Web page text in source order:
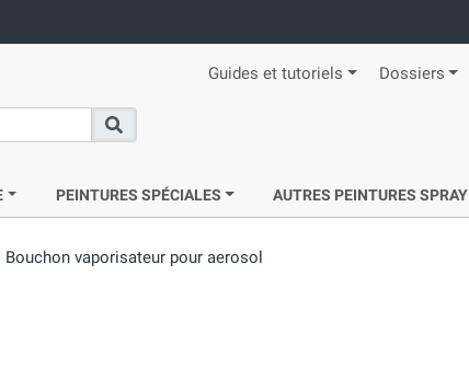
Guides et tutoriels Dossiers
Recherche
PEINTURES SPÉCIALES AUTRES PEINTURES SPRAY
Bouchon vaporisateur pour aerosol